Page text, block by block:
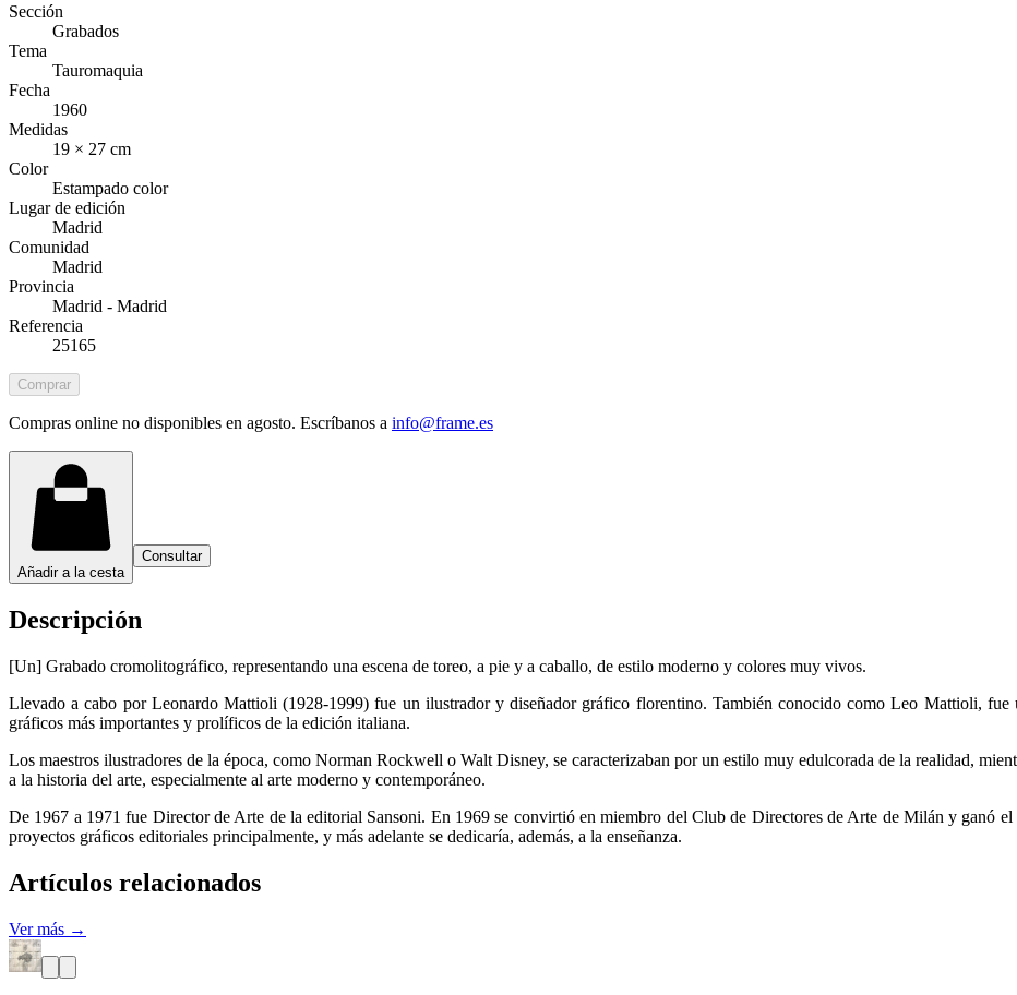
Sección
Grabados
Tema
Tauromaquia
Fecha
1960
Medidas
19 × 27 cm
Color
Estampado color
Lugar de edición
Madrid
Comunidad
Madrid
Provincia
Madrid - Madrid
Referencia
25165
Comprar
Compras online no disponibles en agosto. Escríbanos a info@frame.es
Añadir a la cesta
Consultar
Descripción
[Un] Grabado cromolitográfico, representando una escena de toreo, a pie y a caballo, de estilo moderno y colores muy vivos.
Llevado a cabo por Leonardo Mattioli (1928-1999) fue un ilustrador y diseñador gráfico florentino. También conocido como Leo Mattioli,
gráficos más importantes y prolíficos de la edición italiana.
Los maestros ilustradores de la época, como Norman Rockwell o Walt Disney, se caracterizaban por un estilo muy edulcorada de la realidad,
a la historia del arte, especialmente al arte moderno y contemporáneo.
De 1967 a 1971 fue Director de Arte de la editorial Sansoni. En 1969 se convirtió en miembro del Club de Directores de Arte de Milán y ganó
proyectos gráficos editoriales principalmente, y más adelante se dedicaría, además, a la enseñanza.
Artículos relacionados
Ver más →